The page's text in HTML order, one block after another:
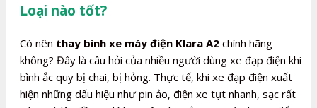
Loại nào tốt?
Có nên thay bình xe máy điện Klara A2 chính hãng
không? Đây là câu hỏi của nhiều người dùng xe đạp điện khi
bình ắc quy bị chai, bị hỏng. Thực tế, khi xe đạp điện xuất
hiện những dấu hiệu như pin ảo, điện xe tụt nhanh, sạc rất